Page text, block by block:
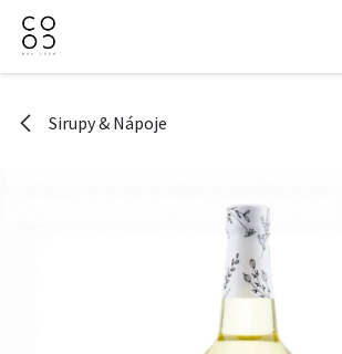
Přejít na obsah
Sirupy & Nápoje